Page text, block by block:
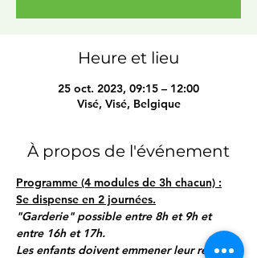
Heure et lieu
25 oct. 2023, 09:15 – 12:00
Visé, Visé, Belgique
À propos de l'événement
Programme (4 modules de 3h chacun) :
Se dispense en 2 journées.
"Garderie" possible entre 8h et 9h et
entre 16h et 17h.
Les enfants doivent emmener leur repas